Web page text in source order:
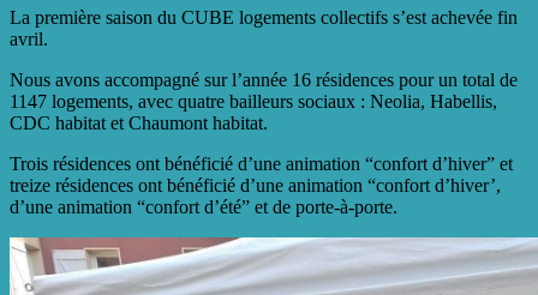
La première saison du CUBE logements collectifs s’est achevée fin
avril.
Nous avons accompagné sur l’année 16 résidences pour un total de
1147 logements, avec quatre bailleurs sociaux : Neolia, Habellis,
CDC habitat et Chaumont habitat.
Trois résidences ont bénéficié d’une animation “confort d’hiver” et
treize résidences ont bénéficié d’une animation “confort d’hiver’,
d’une animation “confort d’été” et de porte-à-porte.